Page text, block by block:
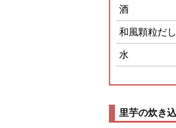
酒
和風顆粒だし
水
里芋の炊き